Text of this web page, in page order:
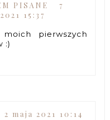
PISANE
7
15:37
pierwszych
:)
2 maja 2021 10:14